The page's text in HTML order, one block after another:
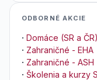
ODBORNÉ AKCIE
· Domáce (SR a ČR)
· Zahraničné - EHA
· Zahraničné - ASH
· Školenia a kurzy